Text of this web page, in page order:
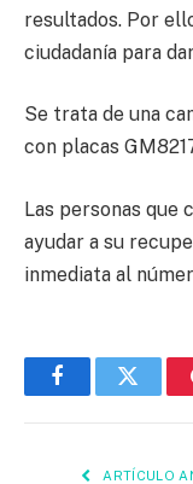
resultados. Por
ciudadanía para
Se trata de una
con placas
Las personas que
ayudar a su
inmediata al
FacebookTwitter
ARTÍCULO